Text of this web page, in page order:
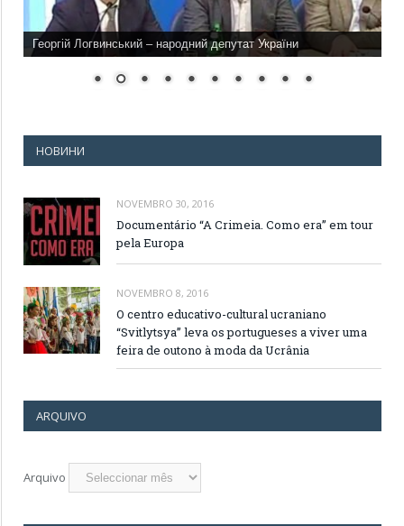
Георгій Логвинський – народний депутат України
НОВИНИ
NOVEMBRO 30, 2016
Documentário “A Crimeia. Como era” em tour
pela Europa
NOVEMBRO 8, 2016
O centro educativo-cultural ucraniano
“Svitlytsya” leva os portugueses a viver uma
feira de outono à moda da Ucrânia
ARQUIVO
Arquivo